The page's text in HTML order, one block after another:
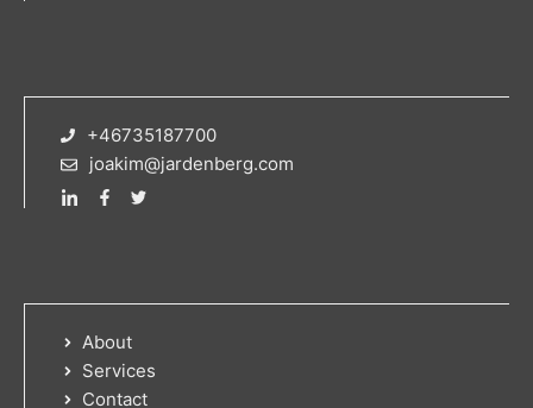
+46735187700
joakim@jardenberg.com
About
Services
Contact